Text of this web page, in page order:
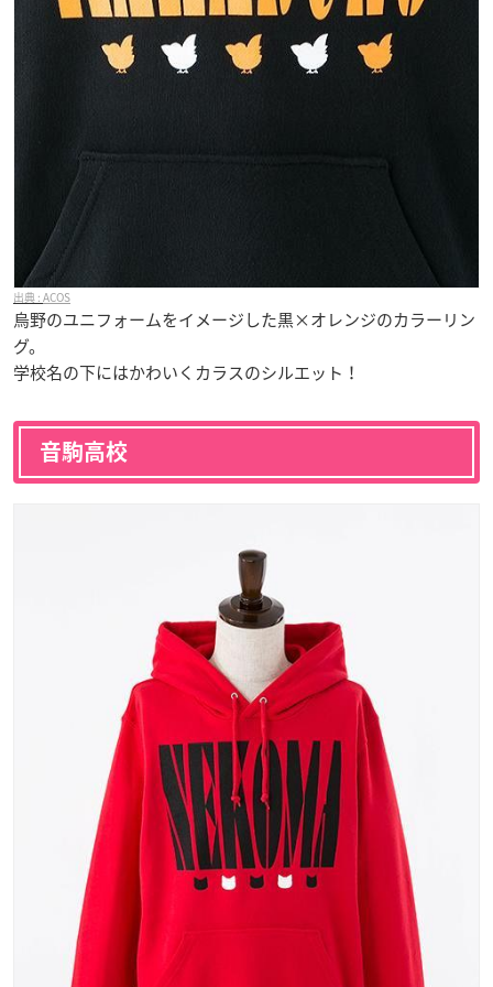
ACOS
烏野のユニフォームをイメージした黒×オレンジのカラーリン
グ。
学校名の下にはかわいくカラスのシルエット！
音駒高校